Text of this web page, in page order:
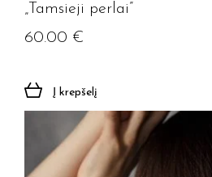
„Tamsieji perlai”
60.00 €
Į krepšelį